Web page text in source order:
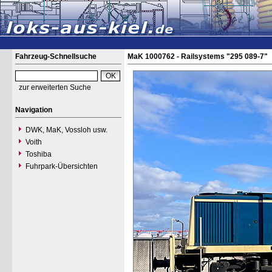
Fahrzeug-Schnellsuche
zur erweiterten Suche
Navigation
DWK, MaK, Vossloh usw.
Voith
Toshiba
Fuhrpark-Übersichten
MaK 1000762 - Railsystems "295 089-7"